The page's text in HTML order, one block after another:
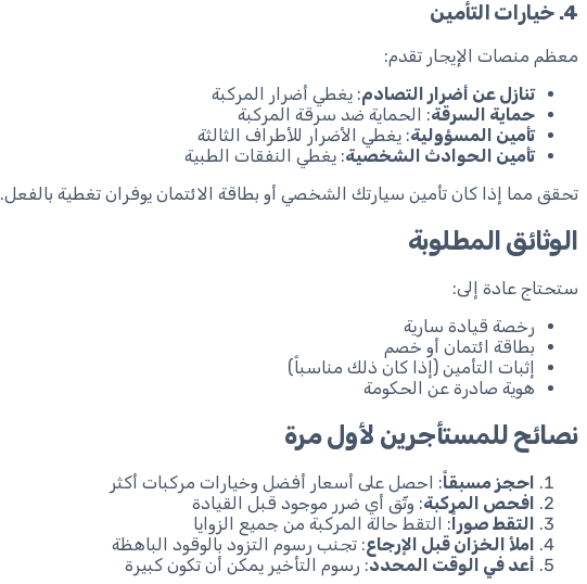
4. خيارات التأمين
معظم منصات الإيجار تقدم:
تنازل عن أضرار التصادم: يغطي أضرار المركبة
حماية السرقة: الحماية ضد سرقة المركبة
تأمين المسؤولية: يغطي الأضرار للأطراف الثالثة
تأمين الحوادث الشخصية: يغطي النفقات الطبية
تحقق مما إذا كان تأمين سيارتك الشخصي أو بطاقة الائتمان يوفران تغطية بالفعل.
الوثائق المطلوبة
ستحتاج عادة إلى:
رخصة قيادة سارية
بطاقة ائتمان أو خصم
إثبات التأمين (إذا كان ذلك مناسباً)
هوية صادرة عن الحكومة
نصائح للمستأجرين لأول مرة
احجز مسبقاً: احصل على أسعار أفضل وخيارات مركبات أكثر
افحص المركبة: وثّق أي ضرر موجود قبل القيادة
التقط صوراً: التقط حالة المركبة من جميع الزوايا
املأ الخزان قبل الإرجاع: تجنب رسوم التزود بالوقود الباهظة
أعد في الوقت المحدد: رسوم التأخير يمكن أن تكون كبيرة